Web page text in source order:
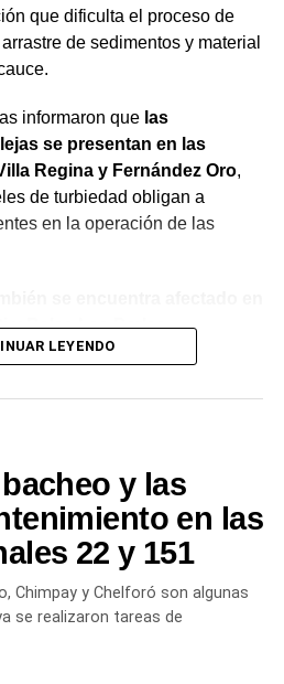
que dificulta el proceso de
de sedimentos y material
informaron que las
se presentan en las
Regina y Fernández Oro,
de turbiedad obligan a
en la operación de las
y Balsa Las Perlas,
registrarse bajas de
de agua potable.
Godoy se registran valores de
mientras que en
NTU. En ambos casos, las
con monitoreo
Rionegrinas mantienen
de la evolución de la turbiedad
LEYENDO
y las
en las
22 y 151
Chimpay y Chelforó son algunas
se realizaron tareas de